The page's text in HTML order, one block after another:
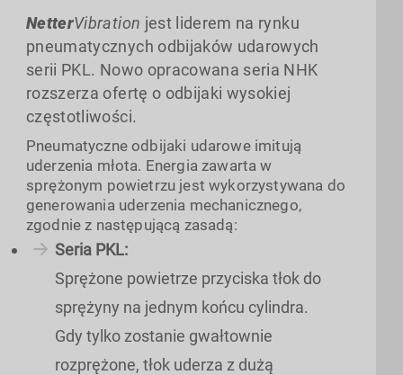
NetterVibration jest liderem na rynku
pneumatycznych odbijaków udarowych
serii PKL. Nowo opracowana seria NHK
rozszerza ofertę o odbijaki wysokiej
częstotliwości.
Pneumatyczne odbijaki udarowe imitują
uderzenia młota. Energia zawarta w
sprężonym powietrzu jest wykorzystywana do
generowania uderzenia mechanicznego,
zgodnie z następującą zasadą:
Seria PKL:
Sprężone powietrze przyciska tłok do
sprężyny na jednym końcu cylindra.
Gdy tylko zostanie gwałtownie
rozprężone, tłok uderza z dużą